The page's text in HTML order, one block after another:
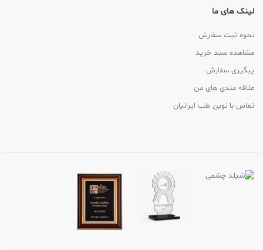
لینک های ما
نحوه ثبت سفارش
مشاهده سبد خرید
پیگیری سفارش
علاقه مندی های من
تماس با نوین طب ایرانیان